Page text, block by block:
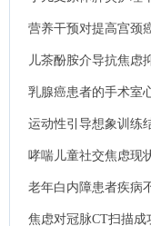
究.
营养干预对提高宫颈
虑、抑郁情绪的影响.
儿茶酚胺介导抗焦虑
度及MIRI的影响作用 .
乳腺癌患者的手术室
运动性引导想象训练
经认知功能、血清
哮喘儿童社交焦虑现
老年白内障患者疾病
焦虑对冠脉CT扫描